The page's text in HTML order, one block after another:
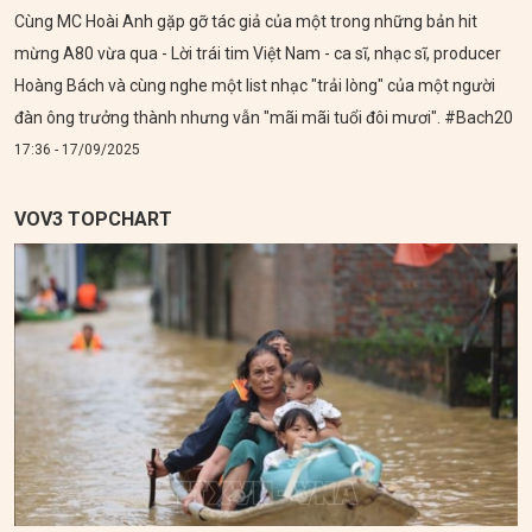
Cùng MC Hoài Anh gặp gỡ tác giả của một trong những bản hit
mừng A80 vừa qua - Lời trái tim Việt Nam - ca sĩ, nhạc sĩ, producer
Hoàng Bách và cùng nghe một list nhạc "trải lòng" của một người
đàn ông trưởng thành nhưng vẫn "mãi mãi tuổi đôi mươi". #Bach20
17:36 - 17/09/2025
VOV3 TOPCHART